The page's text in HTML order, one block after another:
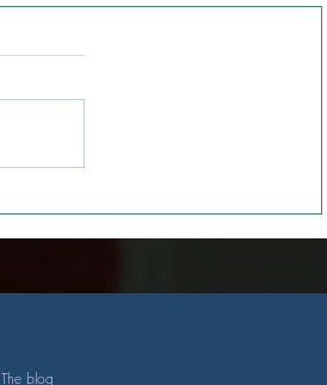
Hôtelières &
hôteliers
participez à
The blog